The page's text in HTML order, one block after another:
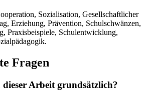
Sozialisation, Gesellschaftlicher
Erziehung, Prävention, Schulschwänzen,
Praxisbeispiele, Schulentwicklung,
Fragen
Arbeit grundsätzlich?